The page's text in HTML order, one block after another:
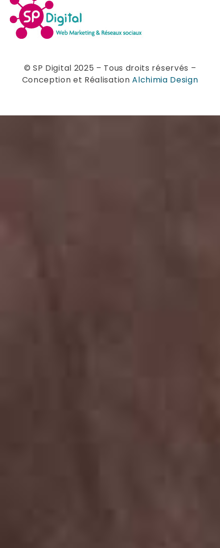
© SP Digital 2025 – Tous droits réservés –
Conception et RéalisationAlchimia Design